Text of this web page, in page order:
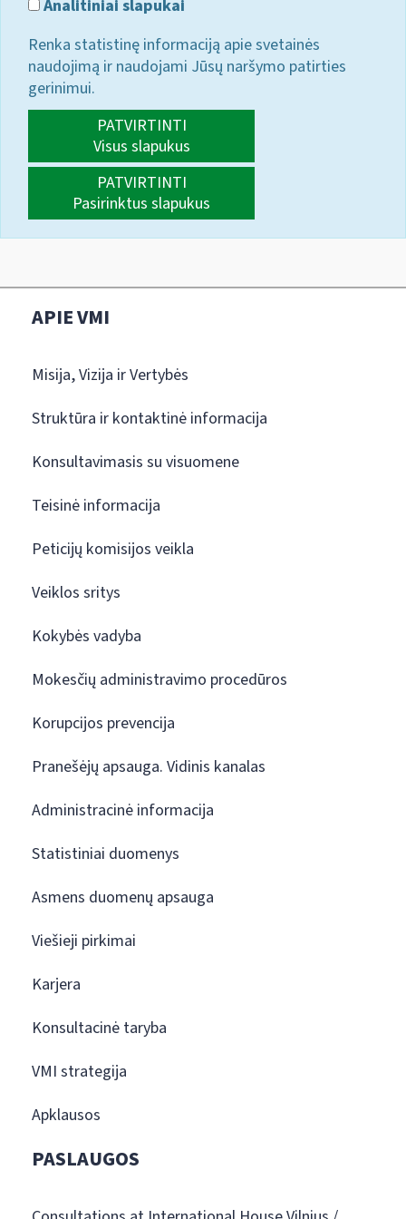
Analitiniai slapukai
Renka statistinę informaciją apie svetainės
naudojimą ir naudojami Jūsų naršymo patirties
gerinimui.
PATVIRTINTI
Visus slapukus
PATVIRTINTI
Pasirinktus slapukus
APIE VMI
Misija, Vizija ir Vertybės
Struktūra ir kontaktinė informacija
Konsultavimasis su visuomene
Teisinė informacija
Peticijų komisijos veikla
Veiklos sritys
Kokybės vadyba
Mokesčių administravimo procedūros
Korupcijos prevencija
Pranešėjų apsauga. Vidinis kanalas
Administracinė informacija
Statistiniai duomenys
Asmens duomenų apsauga
Viešieji pirkimai
Karjera
Konsultacinė taryba
VMI strategija
Apklausos
PASLAUGOS